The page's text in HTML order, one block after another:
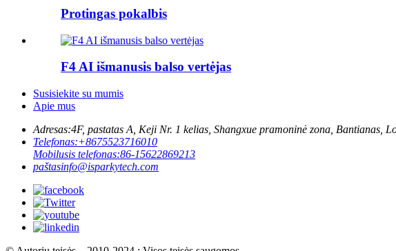
Protingas pokalbis
F4 AI išmanusis balso vertėjas
Susisiekite su mumis
Apie mus
Adresas:4F, pastatas A, Keji Nr. 1 kelias, Shangxue pramoninė zona, Bantianas,
Telefonas:+8675523716010
Mobilusis telefonas:86-15622869213
paštasinfo@isparkytech.com